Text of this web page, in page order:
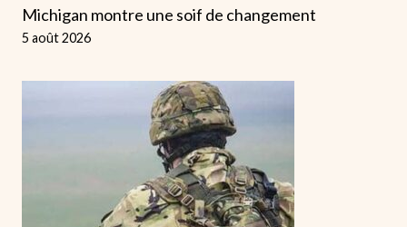
Michigan montre une soif de changement
5 août 2026